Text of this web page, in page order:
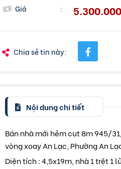
Giá
:
Chia sẻ tin này:
Nội dung chi tiết
Bán nhà mới hẻm cụt 8m 945/
vòng xoay An Lạc, Phường An
Diện tích : 4,5x19m, nhà 1 trệt 1